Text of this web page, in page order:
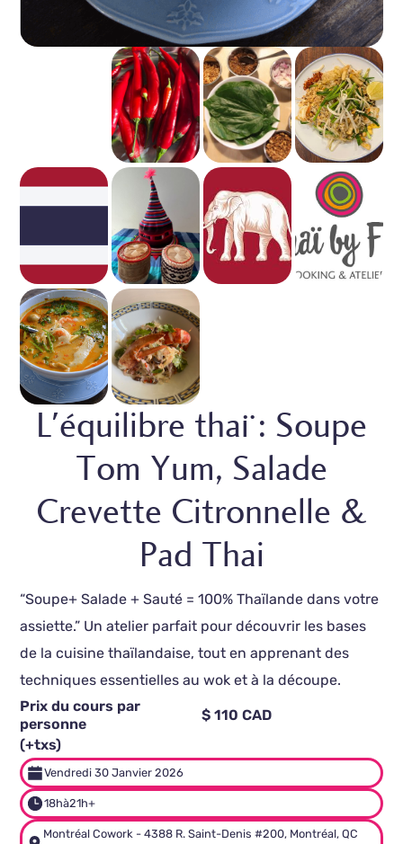
L'équilibre thaï : Soupe
Tom Yum, Salade
Crevette Citronnelle &
Pad Thai
“Soupe+ Salade + Sauté = 100% Thaïlande dans votre
assiette.” Un atelier parfait pour découvrir les bases
de la cuisine thaïlandaise, tout en apprenant des
techniques essentielles au wok et à la découpe.
Prix du cours par
personne
$ 110 CAD
(+txs)
Vendredi 30 Janvier 2026
18hà21h+
Montréal Cowork - 4388 R. Saint-Denis #200, Montréal, QC